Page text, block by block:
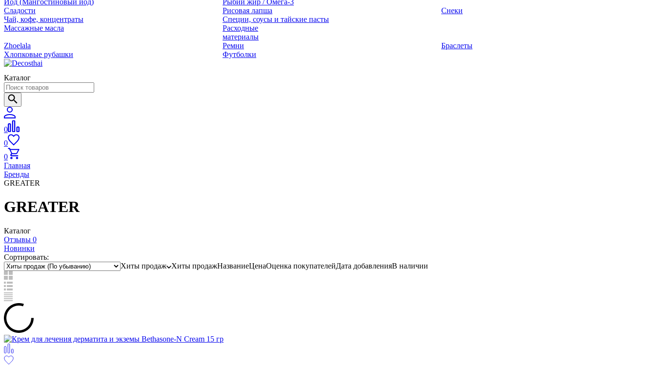
Йод (Мангостиновый йод)
Рыбий жир / Омега-3
Сладости
Чай, кофе, концентраты
Рисовая лапша
Специи, соусы и тайские пасты
Снеки
Массажные масла
Расходные
материалы
Zhoelala
Хлопковые рубашки
Ремни
Футболки
Браслеты
Каталог
0
0
0
Главная
Бренды
GREATER
GREATER
Каталог
Отзывы 0
Новинки
Сортировать:
Хиты продаж
Хиты продажНазваниеЦенаОценка покупателейДата добавленияВ наличии